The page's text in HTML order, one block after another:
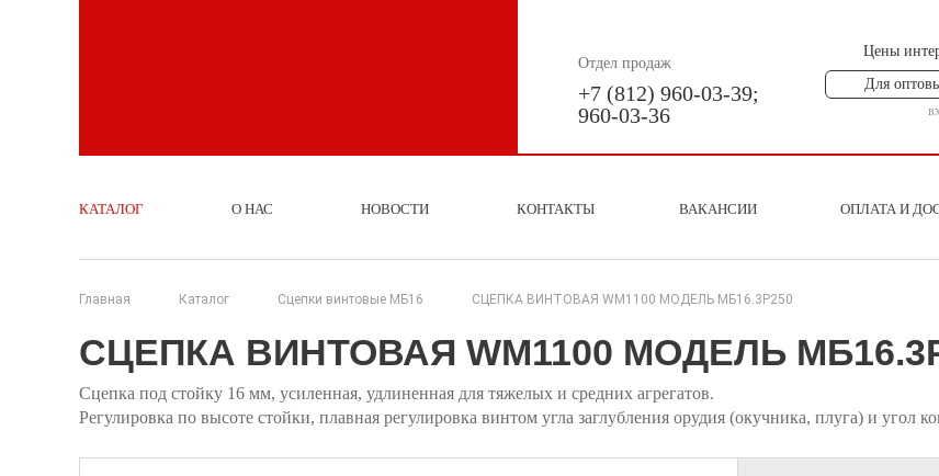
Отдел продаж
+7 (812) 960-03-39;
960-03-36
Цены
Для
КАТАЛОГ О НАС НОВОСТИ КОНТАКТЫ ВАКАНСИИ ОПЛАТА И
Главная Каталог Сцепки винтовые МБ16 СЦЕПКА ВИНТОВАЯ WM1100 МОДЕЛЬ МБ16.3Р250
СЦЕПКА ВИНТОВАЯ WM1100 МОДЕЛЬ
Сцепка под стойку 16 мм, усиленная, удлиненная для тяжелых и средних агрегатов.
Регулировка по высоте стойки, плавная регулировка винтом угла заглубления орудия (окучника, плуга) и угол